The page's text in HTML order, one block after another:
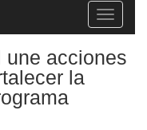
Toggle
une acciones
la